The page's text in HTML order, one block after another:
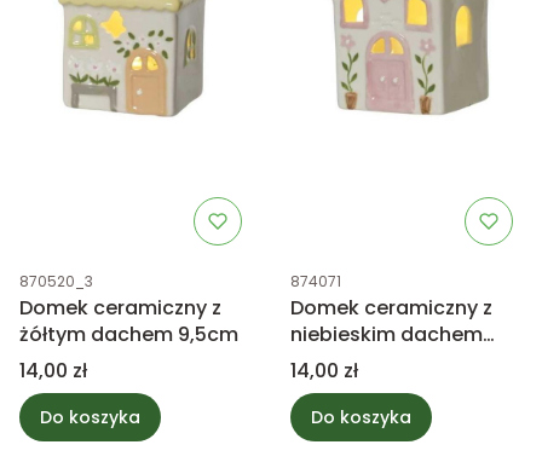
Kod produktu
870520_3
Domek ceramiczny z
żółtym dachem 9,5cm
Cena
14,00 zł
Do koszyka
Kod produktu
874071
Domek ceramiczny z
niebieskim dachem
9,5cm
Cena
14,00 zł
Do koszyka